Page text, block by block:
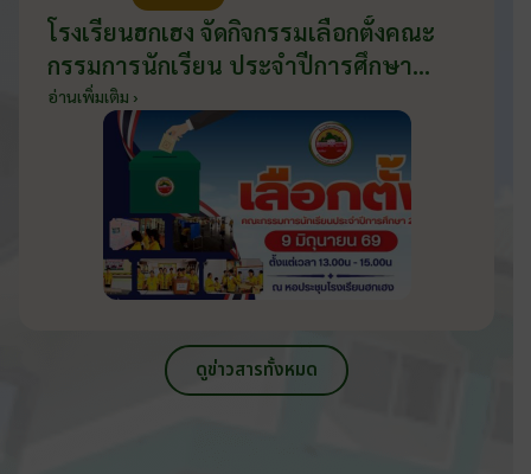
โรงเรียนฮกเฮง จัดกิจกรรมเลือกตั้งคณะ
กรรมการนักเรียน ประจำปีการศึกษา
2569 ส่งเสริมประชาธิปไตยในโรงเรียน
วันที่ 9 มิถุนายน 2569
อ่านเพิ่มเติม ›
ดูข่าวสารทั้งหมด